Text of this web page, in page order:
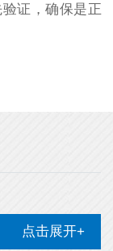
证，确保是正
点击展开+